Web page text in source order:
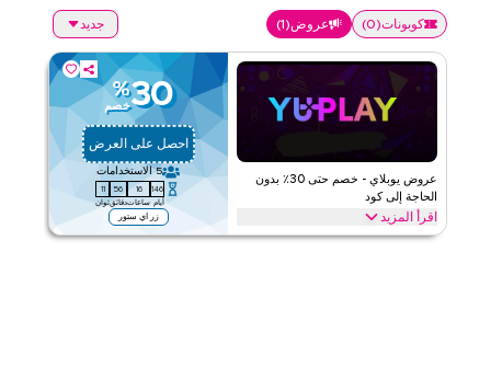
كوبونات(
0
) عروض(
1
) جديد
عروض يوبلاي - خصم حتى 30٪ بدون
الحاجة إلى كود
اقرأ المزيد
30
%
خصم
احصل على العرض
5 الاستخدامات
146
أيام
16
ساعات
56
دقائق
11
ثوان
زر اي ستور
عروض حصرية تصل إلى 30% على يوبلاي. وفر على الألعاب من خلال